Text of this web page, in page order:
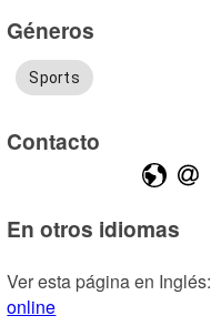
Géneros
Sports
Contacto
En otros idiomas
Ver esta página en Inglés:
online